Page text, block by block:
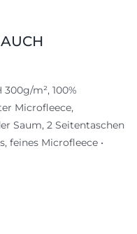
300g/m², 100%
Microfleece,
Saum, 2 Seitentaschen
feines Microfleece •